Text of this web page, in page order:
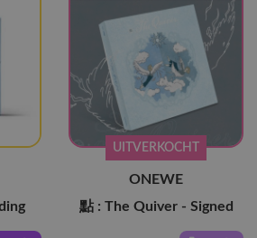
UITVERKOCHT
ONEWE
點 : The Quiver - Signed